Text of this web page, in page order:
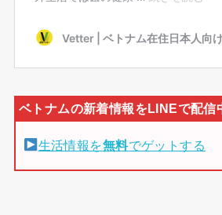
生活情報を無料でゲットする